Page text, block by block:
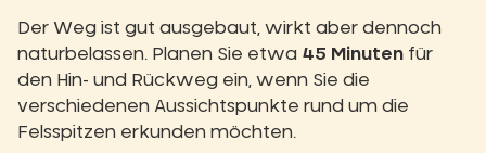
Der Weg ist gut ausgebaut, wirkt aber dennoch
naturbelassen. Planen Sie etwa 45 Minuten für
den Hin- und Rückweg ein, wenn Sie die
verschiedenen Aussichtspunkte rund um die
Felsspitzen erkunden möchten.